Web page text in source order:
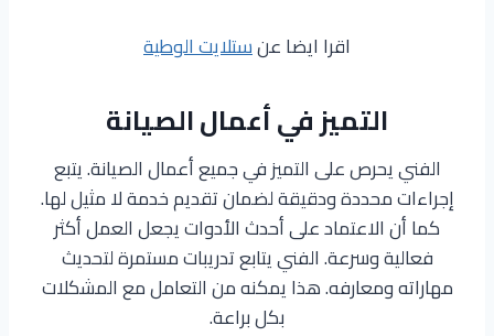
اقرا ايضا عنستلايت الوطية
التميز في أعمال الصيانة
الفني يحرص على التميز في جميع أعمال الصيانة. يتبع
إجراءات محددة ودقيقة لضمان تقديم خدمة لا مثيل لها.
كما أن الاعتماد على أحدث الأدوات يجعل العمل أكثر
فعالية وسرعة. الفني يتابع تدريبات مستمرة لتحديث
مهاراته ومعارفه. هذا يمكنه من التعامل مع المشكلات
بكل براعة.